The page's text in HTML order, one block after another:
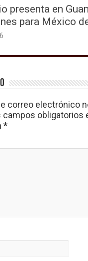
presenta en
para México
correo electrónico
campos obligatorios
*